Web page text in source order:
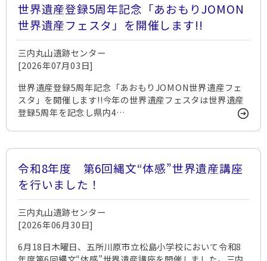
世界遺産登録5周年記念「あおもりJOMON
世界遺産フェスタ」を開催します!!
三内丸山遺跡センター
[2026年07月03日]
世界遺産登録5周年記念「あおもりJOMON世界遺産フェ
スタ」を開催します!!今年の世界遺産フェスタは世界遺産
登録5周年を記念し県内4…
令和8年度 第6回縄文“体感”世界遺産講座
を行いました！
三内丸山遺跡センター
[2026年06月30日]
6月18日木曜日、五所川原市立松島小学校において令和8